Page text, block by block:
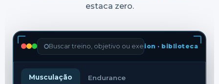
estaca zero.
Buscar treino, objetivo ou exercício...ion · biblioteca
Musculação Endurance